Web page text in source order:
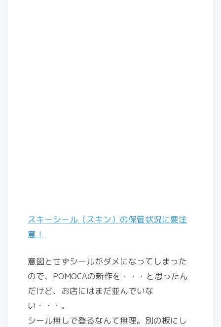
スキーシール（スキン）の保管状況に要注
意！
意図とせずシールがダメになってしまった
ので、POMOCAの新作を・・・と思ったん
だけど、お店にはまだ並んでいな
い・・・。
シール無しで登るなんて無理。別の板にし